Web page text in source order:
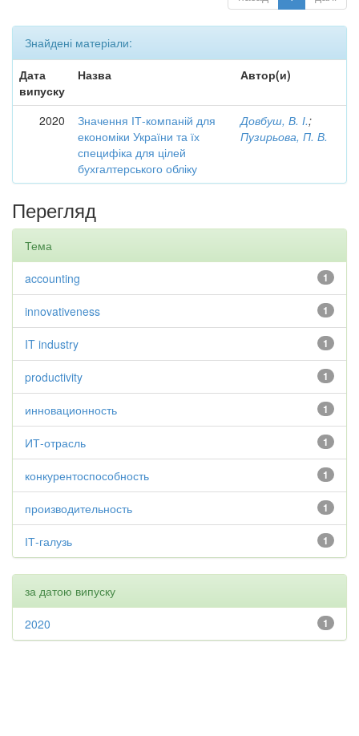
Знайдені матеріали:
Дата
випуску
Назва Автор(и)
2020
Значення ІТ-компаній для
економіки України та їх
специфіка для цілей
бухгалтерського обліку
Довбуш, В. І.;
Пузирьова, П. В.
Перегляд
Тема
1
accounting
1
innovativeness
1
IT industry
1
productivity
1
инновационность
1
ИТ-отрасль
1
конкурентоспособность
1
производительность
1
ІТ-галузь
за датою випуску
1
2020